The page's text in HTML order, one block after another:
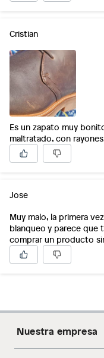
Cristian
Es un zapato muy
maltratado, con
Jose
Muy malo, la primera
blanqueo y parece que
comprar un producto
Nuestra empresa